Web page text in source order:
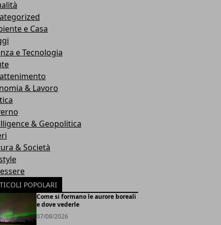
e Casa
e Tecnologia
& Lavoro
& Geopolitica
& Società
POPOLARI
Come si formano le aurore boreali
e dove vederle
07/08/2026